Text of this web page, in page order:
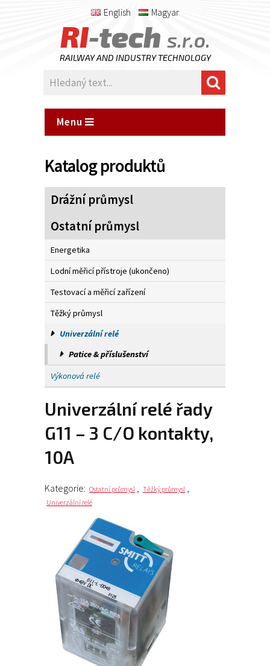
English Magyar
RI-tech s.r.o.
RAILWAY AND INDUSTRY TECHNOLOGY
Menu
Katalog produktů
Drážní průmysl
Ostatní průmysl
Energetika
Lodní měřicí přístroje (ukončeno)
Testovací a měřicí zařízení
Těžký průmysl
Univerzální relé
Patice & příslušenství
Výkonová relé
Univerzální relé řady
G11 – 3 C/O kontakty,
10A
Kategorie: Ostatní průmysl , Těžký průmysl ,
Univerzální relé